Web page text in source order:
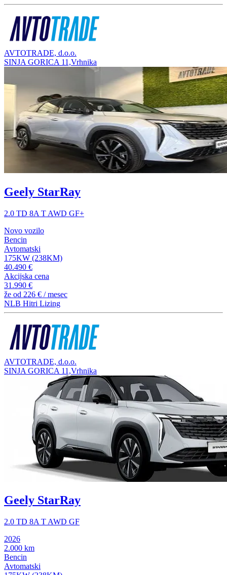
AVTOTRADE, d.o.o.
SINJA GORICA 11,Vrhnika
Geely StarRay
2.0 TD 8A T AWD GF+
Novo vozilo
Bencin
Avtomatski
175KW (238KM)
40.490 €
Akcijska cena
31.990 €
že od 226 € / mesec
NLB Hitri Lizing
AVTOTRADE, d.o.o.
SINJA GORICA 11,Vrhnika
Geely StarRay
2.0 TD 8A T AWD GF
2026
2.000 km
Bencin
Avtomatski